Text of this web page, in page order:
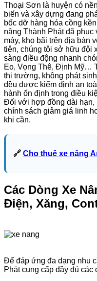
Thoại Sơn là huyện có
biến và xây dựng đang
bốc dỡ hàng hóa cồng
nâng Thành Phát đã phục
máy, kho bãi trên địa bàn
tiên, chúng tôi sở hữu đội
sàng điều động nhanh
Eo, Vọng Thê, Định Mỹ…
thị trường, không phát
đều được kiểm định an
hành ổn định trong điều
Đối với hợp đồng dài
chính sách giảm giá linh
khi cần.
🔗 Cho thuê xe nâng
Các Dòng Xe
Điện, Xăng,
Để đáp ứng đa dạng nhu
Phát cung cấp đầy đủ các